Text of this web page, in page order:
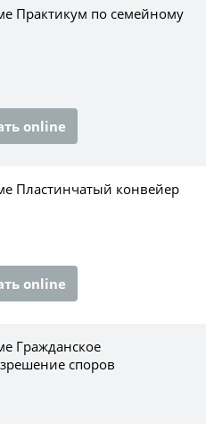
Практикум по семейному
online
Пластинчатый конвейер
online
Гражданское
споров